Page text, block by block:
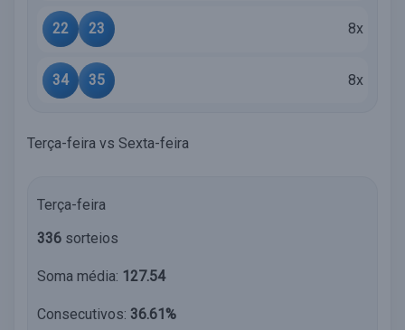
22 23 8x
34 35 8x
Terça-feira vs Sexta-feira
Terça-feira
336 sorteios
Soma média: 127.54
Consecutivos: 36.61%